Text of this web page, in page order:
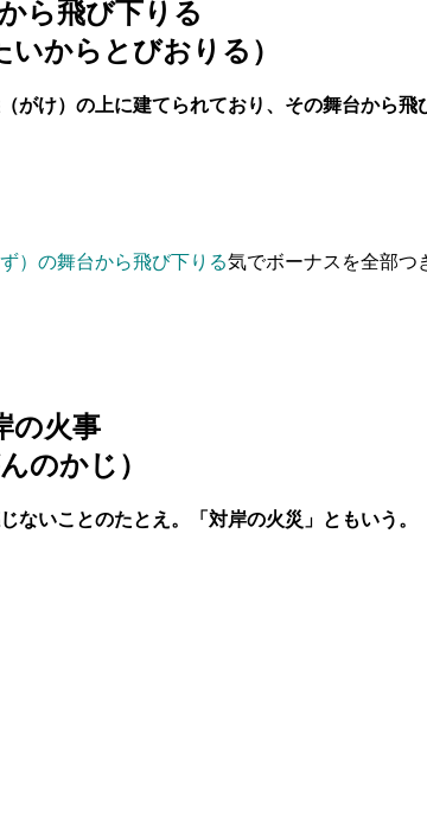
ら飛び下りる
いからとびおりる）
け）の上に建てられており、その舞台から
）の舞台から飛び下りる気でボーナスを全部つ
の火事
んのかじ）
いことのたとえ。「対岸の火災」ともいう